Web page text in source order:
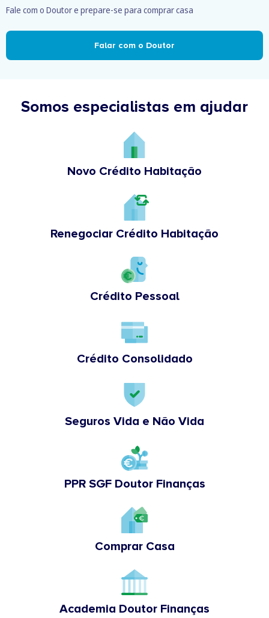
Fale com o Doutor e prepare-se para comprar casa
Falar com o Doutor
Somos especialistas em ajudar
Novo Crédito Habitação
Renegociar Crédito Habitação
Crédito Pessoal
Crédito Consolidado
Seguros Vida e Não Vida
PPR SGF Doutor Finanças
Comprar Casa
Academia Doutor Finanças